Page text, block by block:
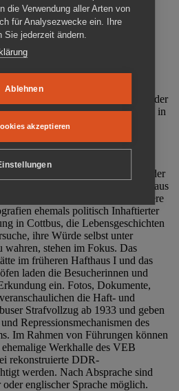
Cottbus ist ein Ort
nah und
der DDR gründeten im Oktober
Cottbus e. V. (MRZ), der
Gefängnisses (1860-2002) in
der Gedenkstätte Zuchthaus
der Gedenkstätte steht die
Unrecht während der
und der SED-Diktatur.
und Sonderausstellungen in der
Beispiele politischen Unrechts aus
20. Jahrhunderts. Eine besondere
ehemals politisch Inhaftierter
in Cottbus, die Lebensgeschichten
ihre Würde selbst unter
stehen im Fokus. Das
im früheren Hafthaus I und das
laden die Besucherinnen und
ein. Fotos, Dokumente,
die Haft- und
Strafvollzug ab 1933 und geben
Repressionsmechanismen des
Im Rahmen von Führungen können
Werkhalle des VEB
rekonstruierte DDR-
werden. Nach Absprache sind
englischer Sprache möglich.
die Verwendung aller Arten von
für Analysezwecke ein. Ihre
Sie jederzeit ändern.
Ablehnen
akzeptieren